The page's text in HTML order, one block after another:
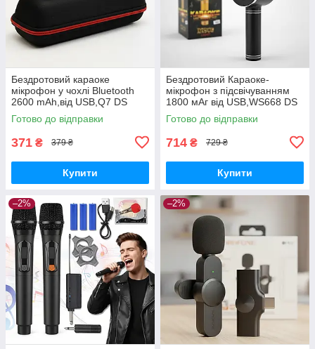
Бездротовий караоке
мікрофон у чохлі Bluetooth
2600 mAh,від USB,Q7 DS
Готово до відправки
371 ₴ 379 ₴
Купити
Бездротовий Караоке-
мікрофон з підсвічуванням
1800 мАг від USB,WS668 DS
Готово до відправки
714 ₴ 729 ₴
Купити
–2% –2%